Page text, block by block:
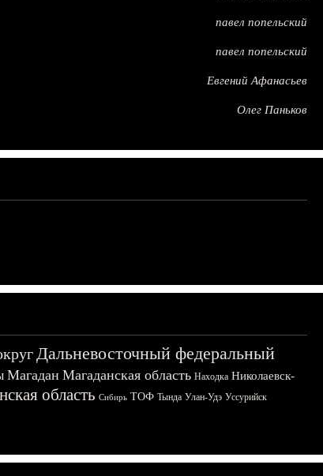
павел попельский
павел попельский
Евгений Афанасьев
Олег Паньков
Дальневосточный федеральный
Магадан Магаданская область Находка Николаевск-
область Сибирь ТОФ Тында Улан-Удэ Уссурийск